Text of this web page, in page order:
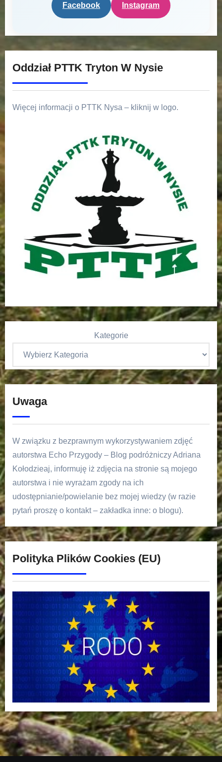
Facebook Instagram
Oddział PTTK Tryton W Nysie
Więcej informacji o PTTK Nysa – kliknij w logo.
Kategorie
Uwaga
W związku z bezprawnym wykorzystywaniem zdjęć
autorstwa Echo Przygody – Blog podróżniczy Adriana
Kołodzieaj, informuję iż zdjęcia na stronie są mojego
autorstwa i nie wyrażam zgody na ich
udostępnianie/powielanie bez mojej wiedzy (w razie
pytań proszę o kontakt – zakładka inne: o blogu).
Polityka Plików Cookies (EU)